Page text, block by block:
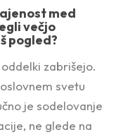
med
večjo
pogled?
zabrišejo.
svetu
je sodelovanje
ne glede na